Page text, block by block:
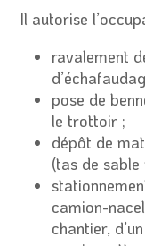
Il autorise
ravalement
pose de
le trottoir ;
dépôt de
(tas de
camion-
chantier,